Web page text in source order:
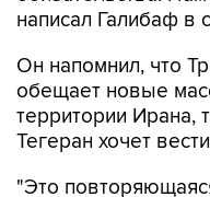
написал Галибаф в
Он напомнил, что
обещает новые
территории Ирана,
Тегеран хочет
"Это